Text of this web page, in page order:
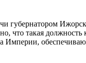
что такая должность
Империи,